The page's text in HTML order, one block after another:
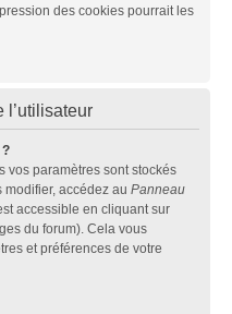
des cookies pourrait les
l’utilisateur
vos paramètres sont stockés
accédez au Panneau
accessible en cliquant sur
du forum). Cela vous
et préférences de votre